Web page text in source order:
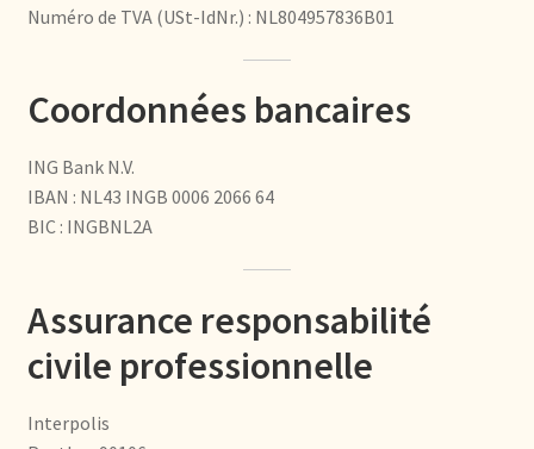
Boletín informativo
Commande et délai de livraison
Conditions générales
Numéro de TVA (USt-IdNr.) : NL804957836B01
Coordonnées bancaires
ING Bank N.V.
IBAN : NL43 INGB 0006 2066 64
BIC : INGBNL2A
Assurance responsabilité
civile professionnelle
Interpolis